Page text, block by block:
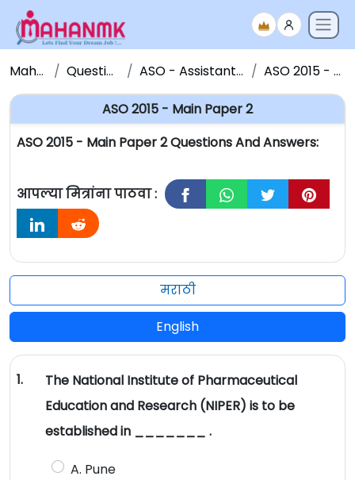
Maha NMK Question Papers ASO - Assistant Section Officer ASO 2015 - Main Paper 2
ASO 2015 - Main Paper 2
ASO 2015 - Main Paper 2 Questions And Answers:
आपल्या मित्रांना पाठवा :
मराठी
English
1.
The National Institute of Pharmaceutical
Education and Research (NIPER) is to be
established in _______ .
A. Pune